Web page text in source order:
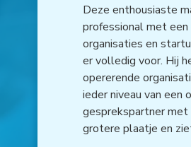
Deze enthousiaste
professional met een
organisaties en
er volledig voor. Hij
opererende
ieder niveau van een
gesprekspartner
grotere plaatje en